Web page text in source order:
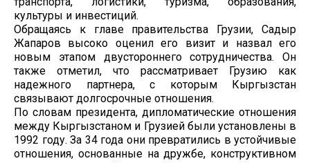
культуры и инвестиций.
Обращаясь к главе правительства Грузии, Садыр
Жапаров высоко оценил его визит и назвал его
новым этапом двустороннего сотрудничества. Он
также отметил, что рассматривает Грузию как
надежного партнера, с которым Кыргызстан
связывают долгосрочные отношения.
По словам президента, дипломатические отношения
между Кыргызстаном и Грузией были установлены в
1992 году. За 34 года они превратились в устойчивые
отношения, основанные на дружбе, конструктивном